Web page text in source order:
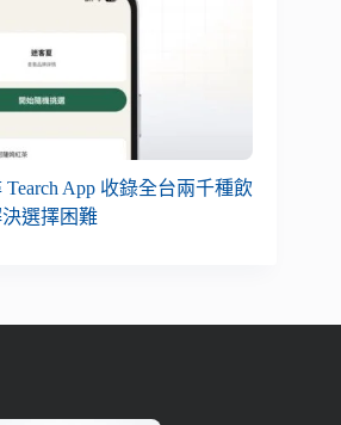
App 收錄全台兩千種飲
選擇困難